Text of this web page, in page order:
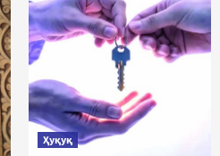
Ҳуқуқ